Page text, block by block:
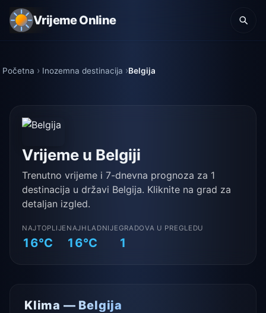
Vrijeme Online
Početna Inozemna destinacija Belgija
Vrijeme u Belgiji
Trenutno vrijeme i 7-dnevna prognoza za 1
destinacija u državi Belgija. Kliknite na grad za
detaljan izgled.
NAJTOPLIJE
16°C
NAJHLADNIJE
16°C
GRADOVA U PREGLEDU
1
Klima — Belgija